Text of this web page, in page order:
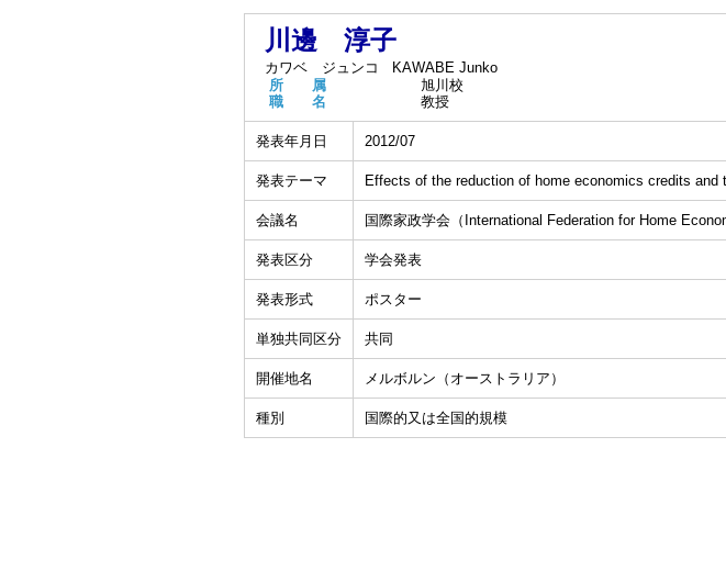
川邊 淳子
カワベ ジュンコ
KAWABE Junko
所 属
旭川校
職 名
教授
発表年月日 2012/07
発表テーマ Effects of the reduction of home economics credits
会議名 国際家政学会（International Federation for Home
発表区分 学会発表
発表形式 ポスター
単独共同区分 共同
開催地名 メルボルン（オーストラリア）
種別 国際的又は全国的規模